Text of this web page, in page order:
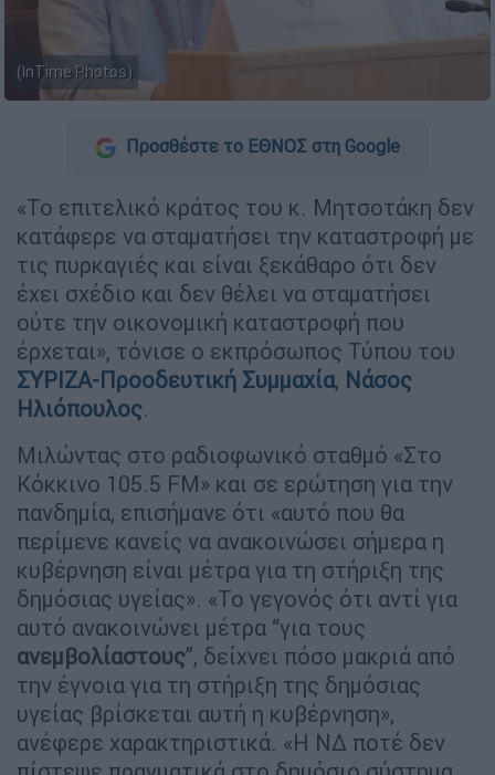
(InTime Photos)
Προσθέστε το ΕΘΝΟΣ στη Google
«Το επιτελικό κράτος του κ. Μητσοτάκη δεν
κατάφερε να σταματήσει την καταστροφή με
τις πυρκαγιές και είναι ξεκάθαρο ότι δεν
έχει σχέδιο και δεν θέλει να σταματήσει
ούτε την οικονομική καταστροφή που
έρχεται», τόνισε ο εκπρόσωπος Τύπου του
ΣΥΡΙΖΑ-Προοδευτική Συμμαχία, Νάσος
Ηλιόπουλος.
Μιλώντας στο ραδιοφωνικό σταθμό «Στο
Κόκκινο 105.5 FM» και σε ερώτηση για την
πανδημία, επισήμανε ότι «αυτό που θα
περίμενε κανείς να ανακοινώσει σήμερα η
κυβέρνηση είναι μέτρα για τη στήριξη της
δημόσιας υγείας». «Το γεγονός ότι αντί για
αυτό ανακοινώνει μέτρα “για τους
ανεμβολίαστους”, δείχνει πόσο μακριά από
την έγνοια για τη στήριξη της δημόσιας
υγείας βρίσκεται αυτή η κυβέρνηση»,
ανέφερε χαρακτηριστικά. «Η ΝΔ ποτέ δεν